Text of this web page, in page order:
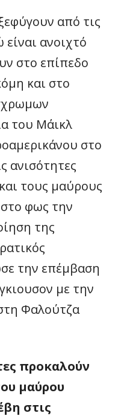
από τις
είναι ανοιχτό
στο επίπεδο
και στο
του Μάικλ
στο
ανισότητες
τους μαύρους
φως την
της
την επέμβαση
με την
Φαλούτζα
προκαλούν
μαύρου
στις